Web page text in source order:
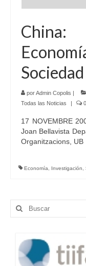
China:
Sociedad
porAdmin Copolis |
Todas las Noticias
| 0
17 NOVEMBRE
Joan Bellavista
Organitzacions, UB
Economía Investigación
Buscar
por: